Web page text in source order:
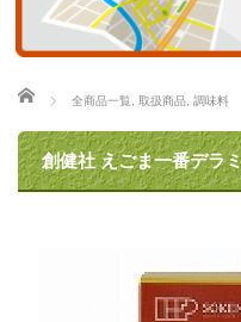
ホーム
全商品一覧 取扱商品 調味料
創健社 えごま一番デラ